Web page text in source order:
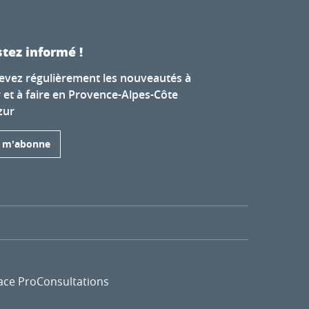
informé !
régulièrement les nouveautés à
à faire en Provence-Alpes-Côte
m'abonne
ProConsultations